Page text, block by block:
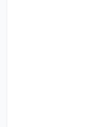
مانند
و گوارا تولید
می‌شود آب خروجی از
اعضای خانواده، از
شیر خشک)، کاملاً